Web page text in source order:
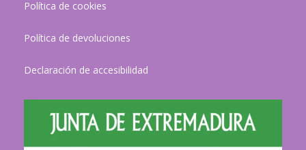
Política de cookies
Política de devoluciones
Declaración de accesibilidad